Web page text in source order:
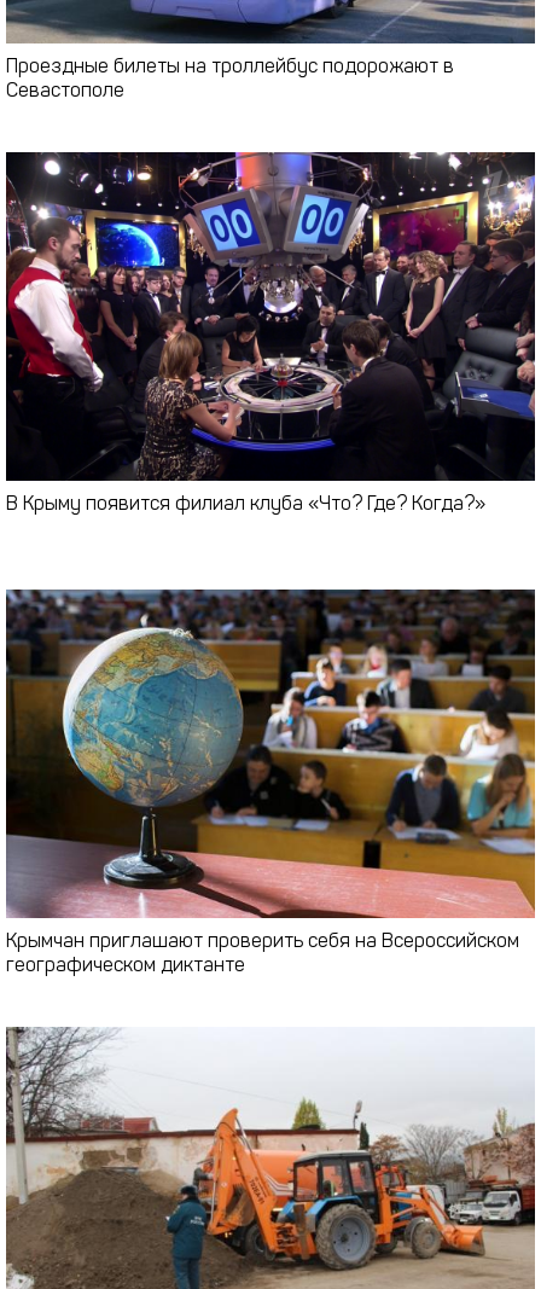
Проездные билеты на троллейбус подорожают в
Севастополе
В Крыму появится филиал клуба «Что? Где? Когда?»
Крымчан приглашают проверить себя на Всероссийском
географическом диктанте